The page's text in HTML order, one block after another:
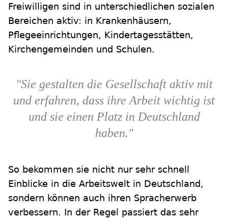
Freiwilligen sind in unterschiedlichen sozialen
Bereichen aktiv: in Krankenhäusern,
Pflegeeinrichtungen, Kindertagesstätten,
Kirchengemeinden und Schulen.
"Sie gestalten die Gesellschaft aktiv mit
und erfahren, dass ihre Arbeit wichtig ist
und sie einen Platz in Deutschland
haben."
So bekommen sie nicht nur sehr schnell
Einblicke in die Arbeitswelt in Deutschland,
sondern können auch ihren Spracherwerb
verbessern. In der Regel passiert das sehr